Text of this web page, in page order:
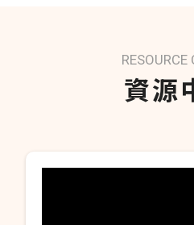
RESOURCE
資源